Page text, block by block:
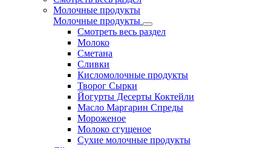
Молочные продукты
Молочные продукты
Смотреть весь раздел
Молоко
Сметана
Сливки
Кисломолочные продукты
Творог Сырки
Йогурты Десерты Коктейли
Масло Маргарин Спреды
Мороженое
Молоко сгущеное
Сухие молочные продукты